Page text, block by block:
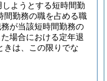
ようとする短時間勤
間勤務の職を占める職
が当該短時間勤務の
場合における定年退
きは、この限りでな